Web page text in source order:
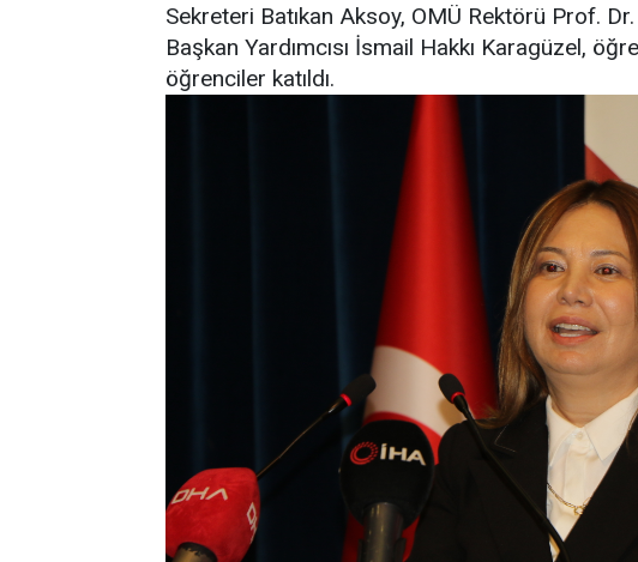
Sekreteri Batıkan Aksoy, OMÜ Rektörü Prof.
Başkan Yardımcısı İsmail Hakkı Karagüzel,
öğrenciler katıldı.